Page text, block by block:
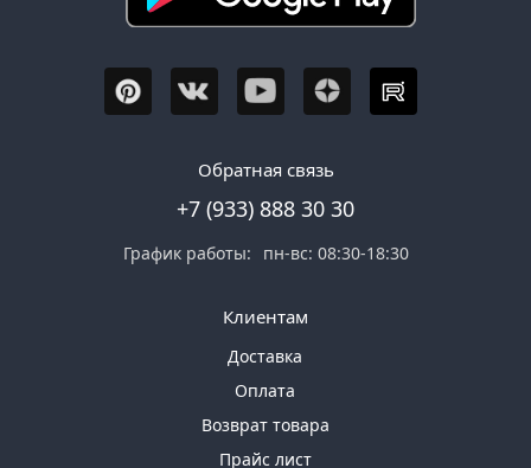
Обратная связь
+7 (933) 888 30 30
График работы: пн-вс: 08:30-18:30
Клиентам
Доставка
Оплата
Возврат товара
Прайс лист